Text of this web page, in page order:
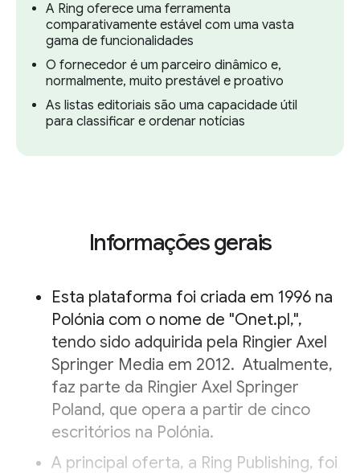
A Ring oferece uma ferramenta
comparativamente estável com uma vasta
gama de funcionalidades
O fornecedor é um parceiro dinâmico e,
normalmente, muito prestável e proativo
As listas editoriais são uma capacidade útil
para classificar e ordenar notícias
Informações gerais
Esta plataforma foi criada em 1996 na
Polónia com o nome de "Onet.pl,",
tendo sido adquirida pela Ringier Axel
Springer Media em 2012. Atualmente,
faz parte da Ringier Axel Springer
Poland, que opera a partir de cinco
escritórios na Polónia.
A principal oferta, a Ring Publishing, foi